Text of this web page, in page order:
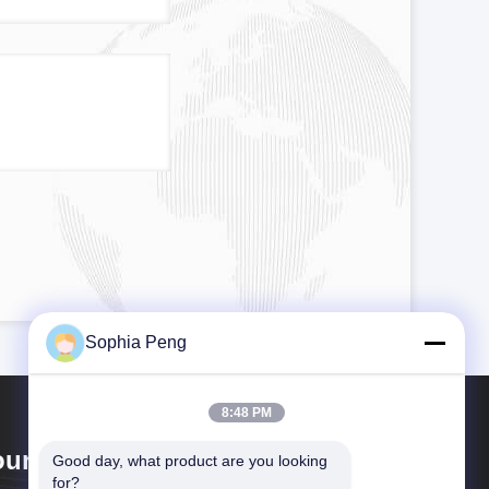
New Energy Technology
Sophia Peng
8:48 PM
Good day, what product are you looking
for?